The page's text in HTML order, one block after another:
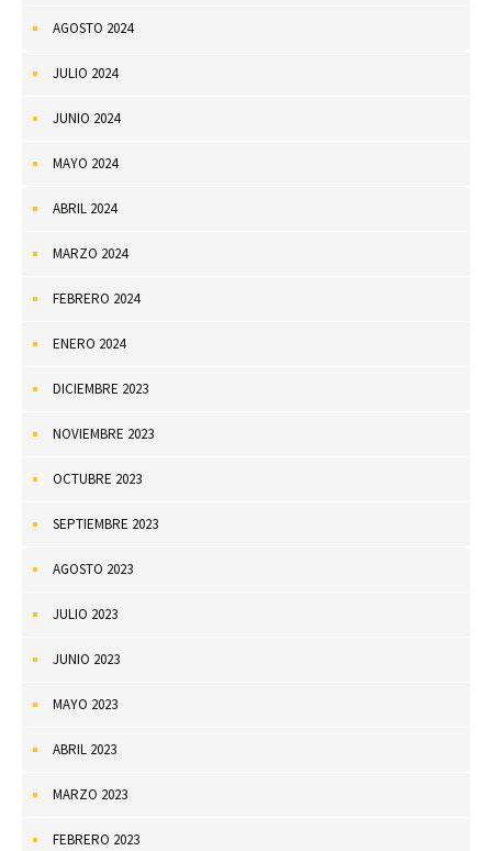
AGOSTO 2024
JULIO 2024
JUNIO 2024
MAYO 2024
ABRIL 2024
MARZO 2024
FEBRERO 2024
ENERO 2024
DICIEMBRE 2023
NOVIEMBRE 2023
OCTUBRE 2023
SEPTIEMBRE 2023
AGOSTO 2023
JULIO 2023
JUNIO 2023
MAYO 2023
ABRIL 2023
MARZO 2023
FEBRERO 2023